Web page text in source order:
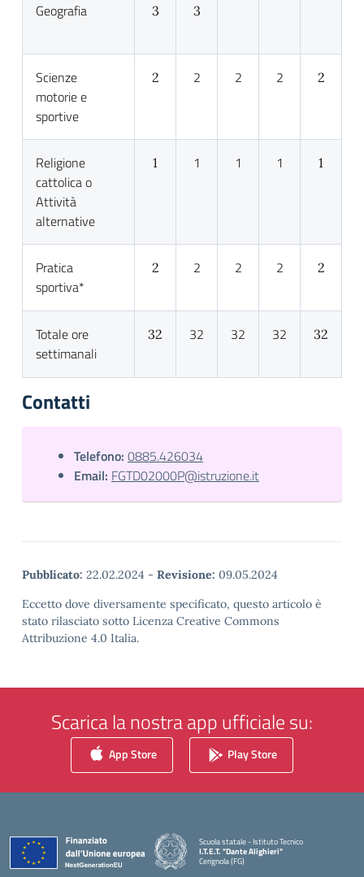
Geografia 3 3
Scienze
motorie e
sportive
2 2 2 2 2
Religione
cattolica o
Attività
alternative
1 1 1 1 1
Pratica
sportiva*
2 2 2 2 2
Totale ore
settimanali
32 32 32 32 32
Contatti
Telefono: 0885.426034
Email: FGTD02000P@istruzione.it
Pubblicato: 22.02.2024 - Revisione: 09.05.2024
Eccetto dove diversamente specificato, questo articolo è
stato rilasciato sotto Licenza Creative Commons
Attribuzione 4.0 Italia.
Scarica la nostra app ufficiale su:
App Store Play Store
Scuola statale - Istituto Tecnico
I.T.E.T. "Dante Alighieri"
Cerignola (FG)
— Visita la pagina iniziale della scuola